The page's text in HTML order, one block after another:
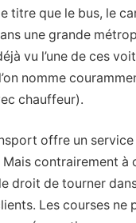
titre que le bus, le
une grande
vu l’une de ces
nomme
chauffeur).
offre un service
contrairement à
droit de tourner
Les courses ne